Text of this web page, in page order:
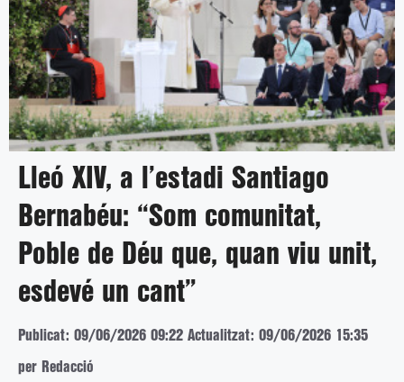
Lleó XIV, a l’estadi Santiago
Bernabéu: “Som comunitat,
Poble de Déu que, quan viu unit,
esdevé un cant”
Publicat: 09/06/2026 09:22 Actualitzat: 09/06/2026 15:35
per Redacció